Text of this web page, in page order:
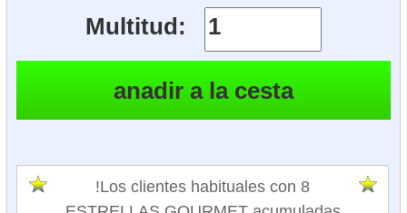
Multitud:
!Los clientes habituales con 8